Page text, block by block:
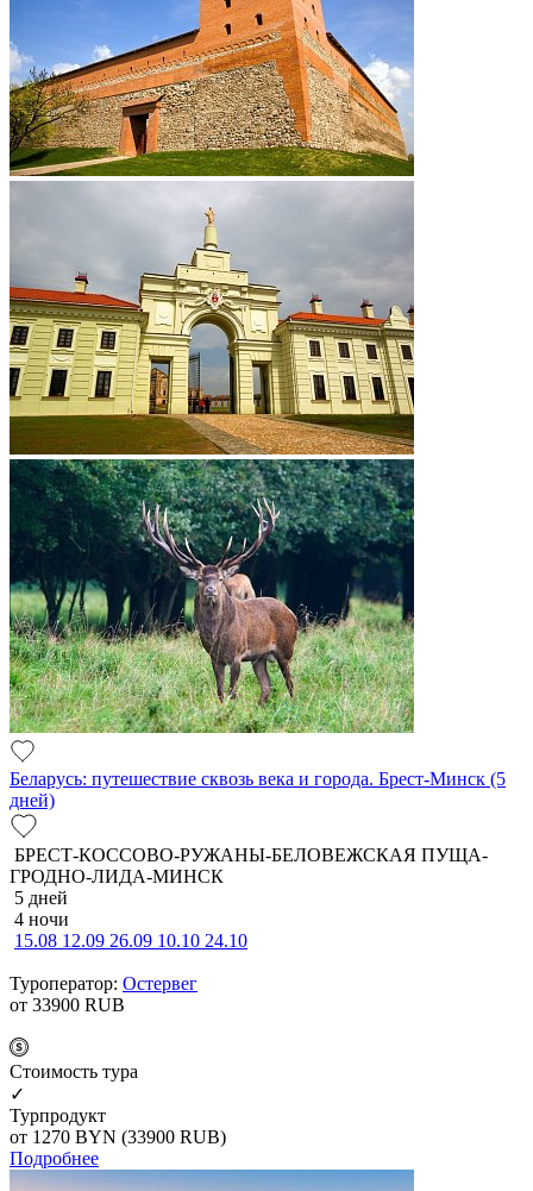
Беларусь: путешествие сквозь века и города. Брест-Минск (5
дней)
БРЕСТ-КОССОВО-РУЖАНЫ-БЕЛОВЕЖСКАЯ ПУЩА-
ГРОДНО-ЛИДА-МИНСК
5 дней
4 ночи
15.08 12.09 26.09 10.10 24.10
Туроператор: Остервег
от 33900 RUB
Cтоимость тура
✓
Турпродукт
от 1270 BYN (33900 RUB)
Подробнее